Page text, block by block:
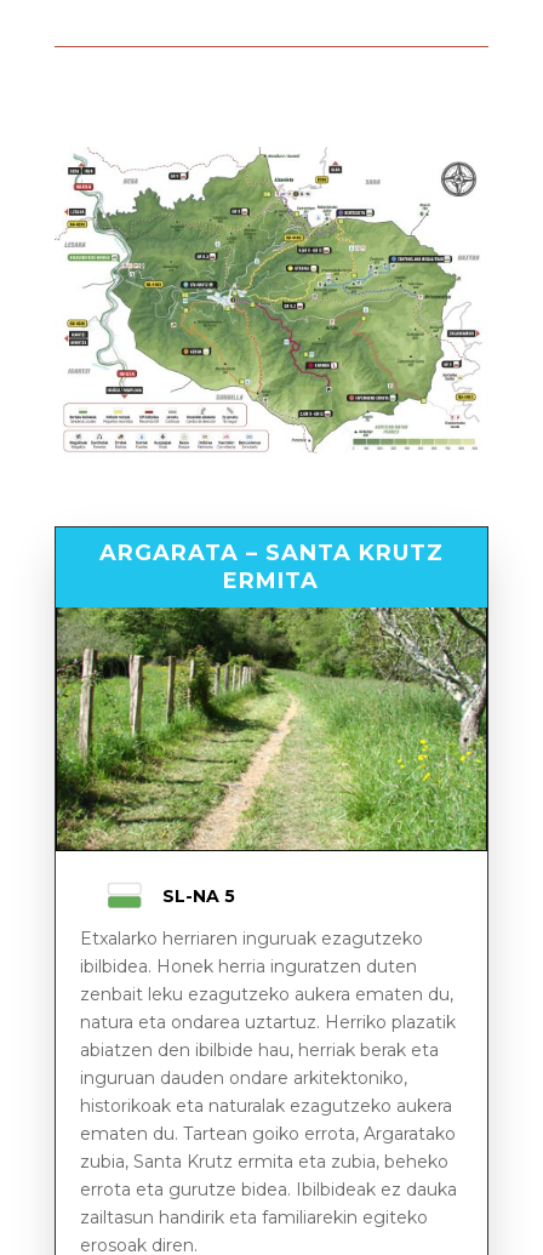
SL-NA 5
Etxalarko herriaren inguruak ezagutzeko
ibilbidea. Honek herria inguratzen duten
zenbait leku ezagutzeko aukera ematen du,
natura eta ondarea uztartuz. Herriko plazatik
abiatzen den ibilbide hau, herriak berak eta
inguruan dauden ondare arkitektoniko,
historikoak eta naturalak ezagutzeko aukera
ematen du. Tartean goiko errota, Argaratako
zubia, Santa Krutz ermita eta zubia, beheko
errota eta gurutze bidea. Ibilbideak ez dauka
zailtasun handirik eta familiarekin egiteko
erosoak diren.
ARGARATA – SANTA KRUTZ
ERMITA